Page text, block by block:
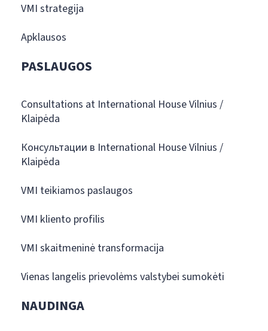
VMI strategija
Apklausos
PASLAUGOS
Consultations at International House Vilnius /
Klaipėda
Консультации в International House Vilnius /
Klaipėda
VMI teikiamos paslaugos
VMI kliento profilis
VMI skaitmeninė transformacija
Vienas langelis prievolėms valstybei sumokėti
NAUDINGA